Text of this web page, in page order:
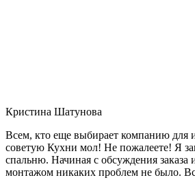
Кристина Шатунова
Всем, кто еще выбирает компанию для
советую Кухни мол! Не пожалеете! Я
спальню. Начиная с обсуждения заказа
монтажом никаких проблем не было.